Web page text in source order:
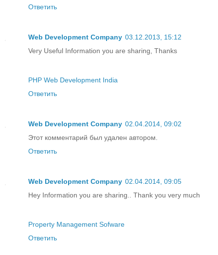
Ответить
Web Development Company 03.12.2013, 15:12
Very Useful Information you are sharing, Thanks
PHP Web Development India
Ответить
Web Development Company 02.04.2014, 09:02
Этот комментарий был удален автором.
Ответить
Web Development Company 02.04.2014, 09:05
Hey Information you are sharing.. Thank you very much
Property Management Sofware
Ответить